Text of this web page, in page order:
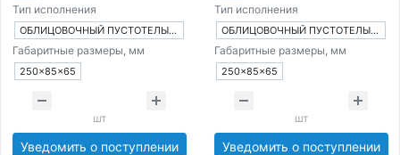
Тип исполнения
ОБЛИЦОВОЧНЫЙ ПУСТОТЕЛЫЙ КИРПИЧ
Габаритные размеры, мм
250×85×65
шт
Уведомить о поступлении
Тип исполнения
ОБЛИЦОВОЧНЫЙ ПУСТОТЕЛЫЙ КИРПИЧ
Габаритные размеры, мм
250×85×65
шт
Уведомить о поступлении